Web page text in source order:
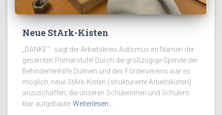
Neue StArk-Kisten
„DANKE“ sagt der Arbeitskreis Autismus im Namen der
gesamten Primarstufe! Durch die großzügige Spende der
Behindertenhilfe Dülmen und des Fördervereins war es
möglich, neue StArk‑Kisten (strukturierte Arbeitskisten)
anzuschaffen, die unseren Schülerinnen und Schülern
klar aufgebaute Weiterlesen…